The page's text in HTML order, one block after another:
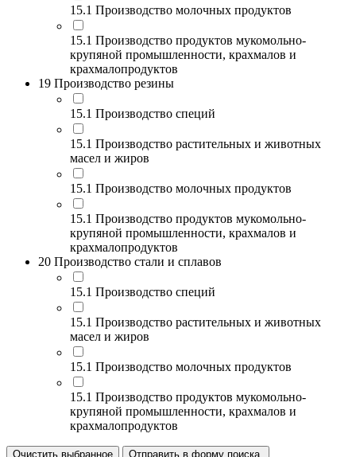
15.1 Производство молочных продуктов
15.1 Производство продуктов мукомольно-
крупяной промышленности, крахмалов и
крахмалопродуктов
19 Производство резины
15.1 Производство специй
15.1 Производство растительных и животных
масел и жиров
15.1 Производство молочных продуктов
15.1 Производство продуктов мукомольно-
крупяной промышленности, крахмалов и
крахмалопродуктов
20 Производство стали и сплавов
15.1 Производство специй
15.1 Производство растительных и животных
масел и жиров
15.1 Производство молочных продуктов
15.1 Производство продуктов мукомольно-
крупяной промышленности, крахмалов и
крахмалопродуктов